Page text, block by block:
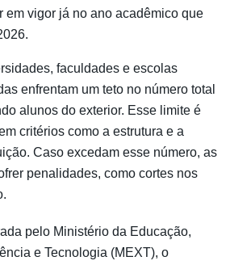
em vigor já no ano acadêmico que
faculdades e escolas
enfrentam um teto no número total
alunos do exterior. Esse limite é
critérios como a estrutura e a
Caso excedam esse número, as
penalidades, como cortes nos
pelo Ministério da Educação,
e Tecnologia (MEXT), o